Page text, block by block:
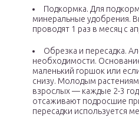
Подкормка. Для
минеральные удобрения.
проводят 1 раз в месяц с
Обрезка и пересадка.
необходимости.
маленький горшок или
снизу. Молодым
взрослых — каждые 2-3
отсаживают подросшие
пересадки используется